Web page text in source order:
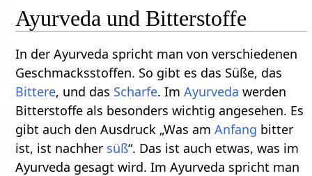
Ayurveda und Bitterstoffe
In der Ayurveda spricht man von verschiedenen
Geschmacksstoffen. So gibt es das Süße, das
Bittere, und das Scharfe. ImAyurveda werden
Bitterstoffe als besonders wichtig angesehen. Es
gibt auch den Ausdruck „Was amAnfang bitter
ist, ist nachher süß“. Das ist auch etwas, was im
Ayurveda gesagt wird. Im Ayurveda spricht man